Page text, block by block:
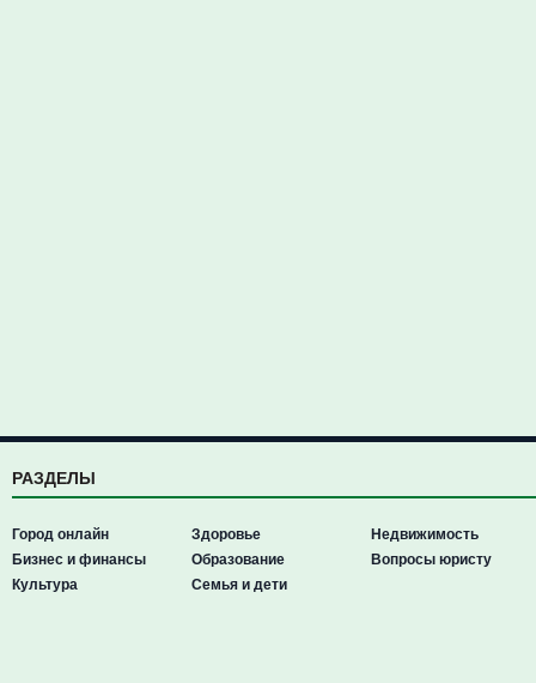
РАЗДЕЛЫ
Город онлайн
Бизнес и финансы
Культура
Здоровье
Образование
Семья и дети
Недвижимость
Вопросы юристу